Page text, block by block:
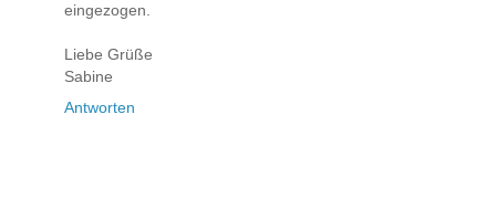
eingezogen.
Liebe Grüße
Sabine
Antworten